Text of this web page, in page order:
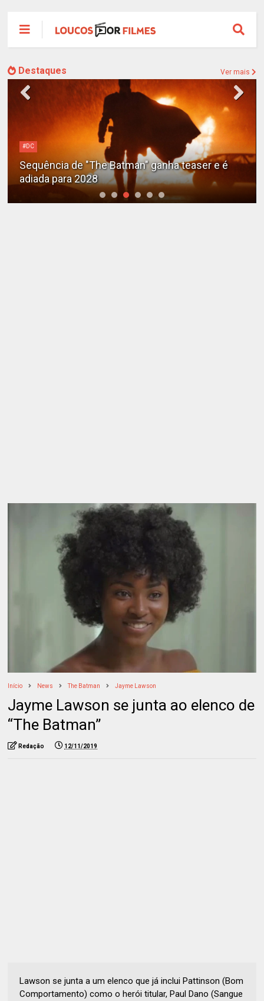
Destaques Ver mais
#DC
Sequência de "The Batman" ganha teaser e é
adiada para 2028
Início News The Batman Jayme Lawson
Jayme Lawson se junta ao elenco de
“The Batman”
Redação 12/11/2019
Lawson se junta a um elenco que já inclui Pattinson (Bom
Comportamento) como o herói titular, Paul Dano (Sangue